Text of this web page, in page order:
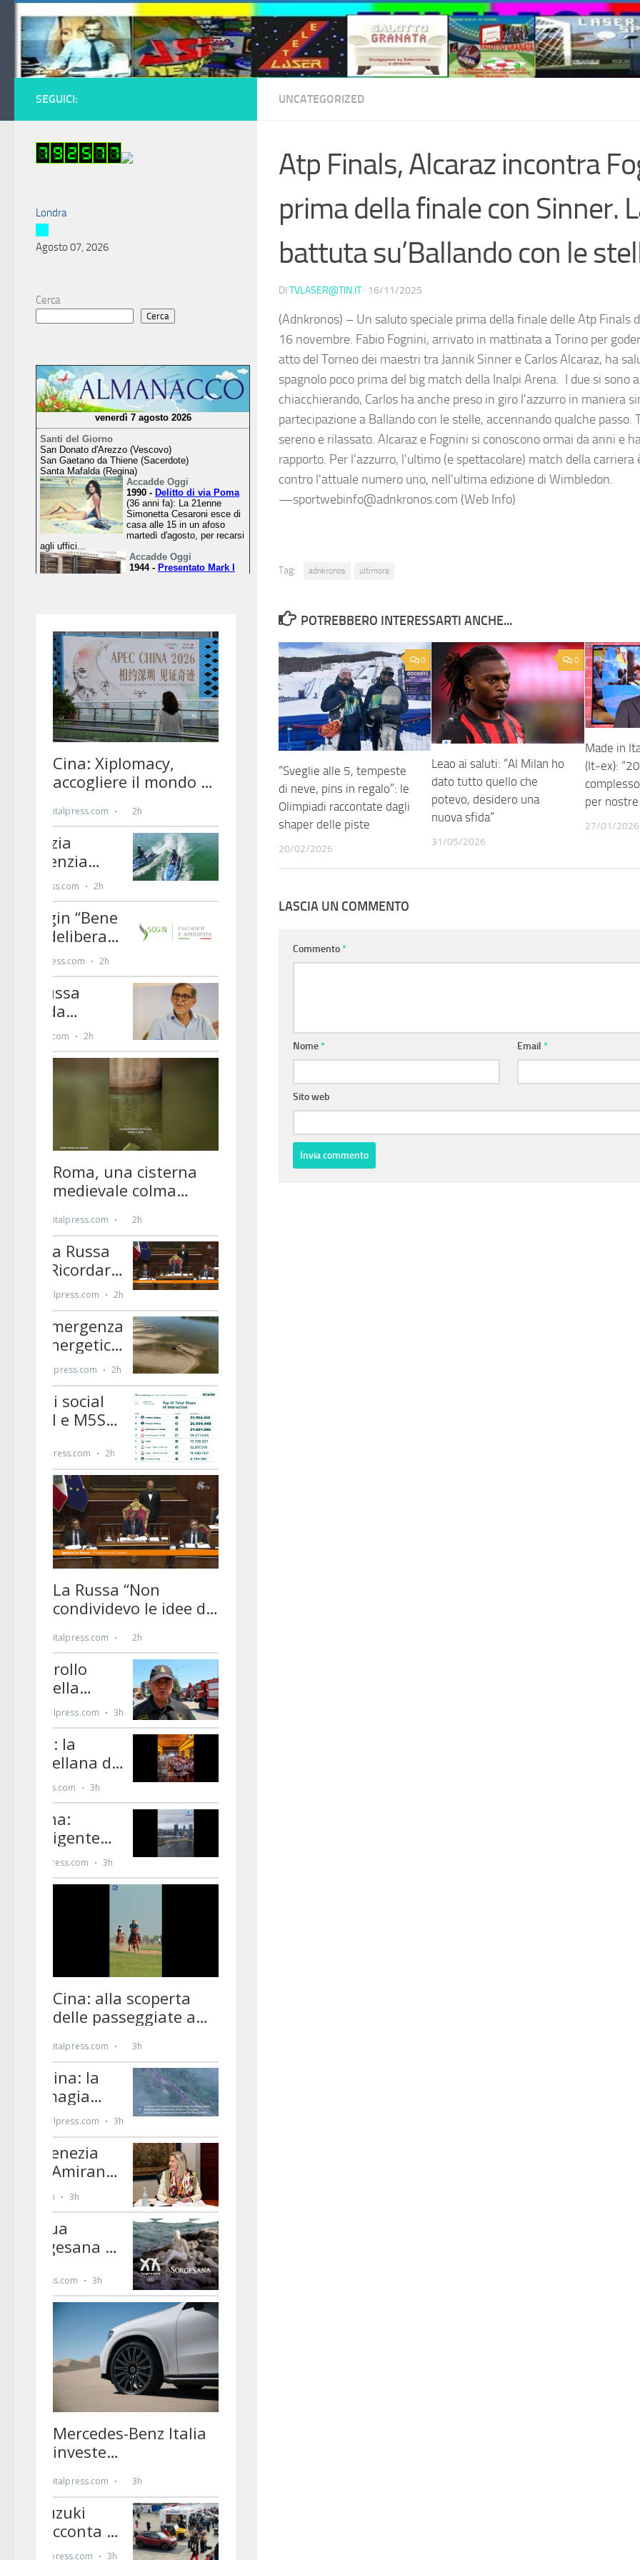
Salta al contenuto
UNCATEGORIZED
Atp Finals, Alcaraz incontra
prima della finale con Sinner.
battuta su’Ballando con le
DI TVLASER@TIN.IT · 16/11/2025
(Adnkronos) – Un saluto speciale prima della finale delle Atp Finals
16 novembre. Fabio Fognini, arrivato in mattinata a Torino per
atto del Torneo dei maestri tra Jannik Sinner e Carlos Alcaraz, ha
spagnolo poco prima del big match della Inalpi Arena. I due si sono
chiacchierando, Carlos ha anche preso in giro l'azzurro in maniera
partecipazione a Ballando con le stelle, accennando qualche passo.
sereno e rilassato. Alcaraz e Fognini si conoscono ormai da anni e
rapporto. Per l'azzurro, l'ultimo (e spettacolare) match della carriera
contro l'attuale numero uno, nell'ultima edizione di Wimbledon.
—sportwebinfo@adnkronos.com (Web Info)
Tag: adnkronos ultimora
POTREBBERO INTERESSARTI ANCHE...
0
“Sveglie alle 5, tempeste
di neve, pins in regalo”: le
Olimpiadi raccontate dagli
shaper delle piste
20/02/2026
0
Leao ai saluti: “Al Milan ho
dato tutto quello che
potevo, desidero una
nuova sfida”
31/05/2026
Made in
(It-ex):
per
27/01/2026
LASCIA UN COMMENTO
Commento*
Nome* Email*
Sito web
SEGUICI:
Londra
Agosto 07, 2026
Cerca
Cerca